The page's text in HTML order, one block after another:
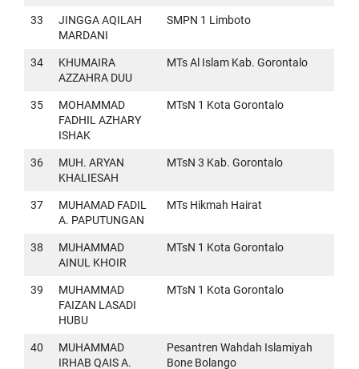
33
JINGGA AQILAH
MARDANI
SMPN 1 Limboto
34
KHUMAIRA
AZZAHRA DUU
MTs Al Islam Kab. Gorontalo
35
MOHAMMAD
FADHIL AZHARY
ISHAK
MTsN 1 Kota Gorontalo
36
MUH. ARYAN
KHALIESAH
MTsN 3 Kab. Gorontalo
37
MUHAMAD FADIL
A. PAPUTUNGAN
MTs Hikmah Hairat
38
MUHAMMAD
AINUL KHOIR
MTsN 1 Kota Gorontalo
39
MUHAMMAD
FAIZAN LASADI
HUBU
MTsN 1 Kota Gorontalo
40
MUHAMMAD
IRHAB QAIS A.
Pesantren Wahdah Islamiyah
Bone Bolango